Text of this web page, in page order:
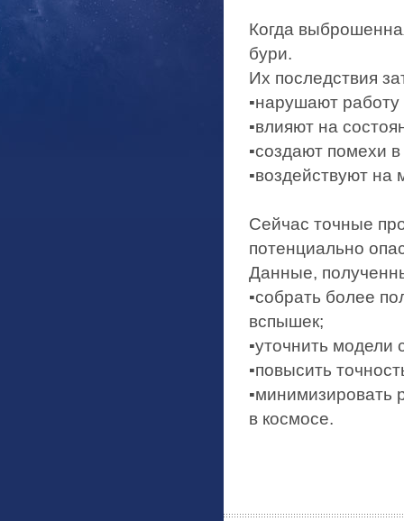
Когда
бури.
Их последствия
▪️нарушают работу
▪️влияют на
▪️создают помехи
▪️воздействуют на
Сейчас точные
потенциально
Данные,
▪️собрать более
вспышек;
▪️уточнить модели
▪️повысить
▪️минимизировать
в космосе.